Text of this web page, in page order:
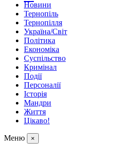
Новини
Тернопіль
Тернопілля
Україна/Світ
Політика
Економіка
Суспільство
Кримінал
Події
Персоналії
Історія
Мандри
Життя
Цікаво!
Меню ×